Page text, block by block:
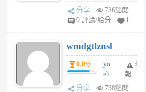
Pe
Jc
R
P
m
v
A
分享
736點閱
0 評論/給分
1
wmdgtlznsl
0.0分
yo
eh
ld
舉
報
分享
738點閱